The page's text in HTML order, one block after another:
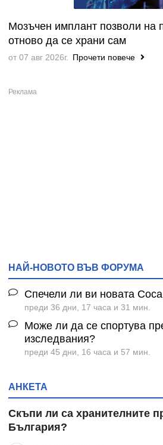
Мозъчен имплант позволи на
отново да се храни сам
от 07 авг 2026г. Прочети повече
НАЙ-НОВОТО ВЪВ ФОРУМА
Спечели ли ви новата
преди 36 дни, 17 часа и 31 мин.
Може ли да се спортува
изследвания?
преди 45 дни, 16 часа и 57 мин.
АНКЕТА
Скъпи ли са хранителните
България?